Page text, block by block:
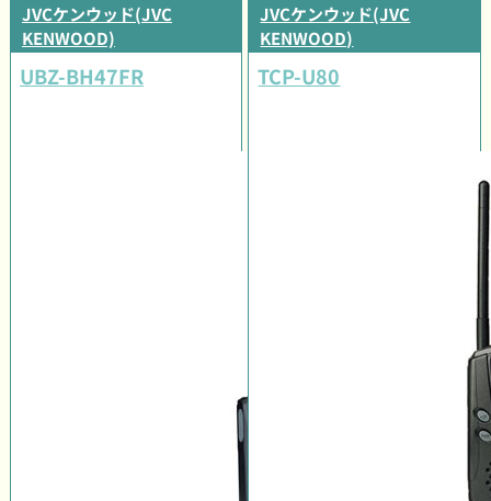
JVCケンウッド(JVC
KENWOOD)
UBZ-BH47FR
JVCケンウッド(JVC
KENWOOD)
TCP-U80